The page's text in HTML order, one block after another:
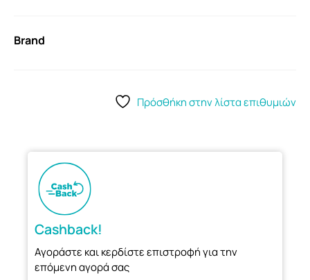
Brand
Πρόσθήκη στην λίστα επιθυμιών
Cashback!
Αγοράστε και κερδίστε επιστροφή για την
επόμενη αγορά σας